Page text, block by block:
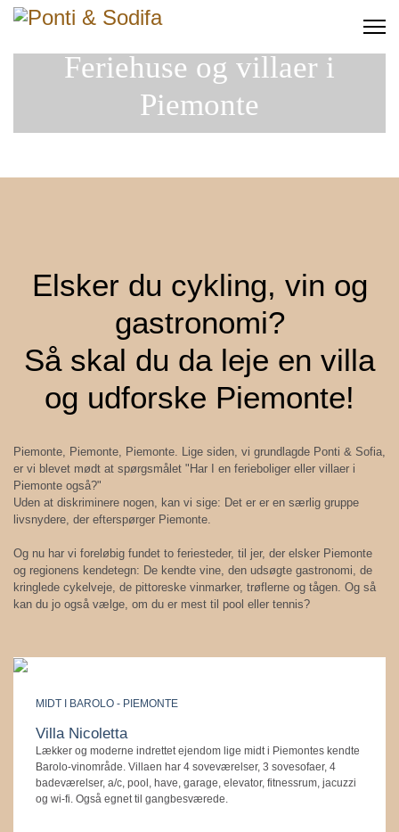
Feriehuse og villaer i
Piemonte
Elsker du cykling, vin og
gastronomi?
Så skal du da leje en villa
og udforske Piemonte!
Piemonte, Piemonte, Piemonte. Lige siden, vi grundlagde Ponti & Sofia,
er vi blevet mødt at spørgsmålet "Har I en ferieboliger eller villaer i
Piemonte også?"
Uden at diskriminere nogen, kan vi sige: Det er er en særlig gruppe
livsnydere, der efterspørger Piemonte.
Og nu har vi foreløbig fundet to feriesteder, til jer, der elsker Piemonte
og regionens kendetegn: De kendte vine, den udsøgte gastronomi, de
kringlede cykelveje, de pittoreske vinmarker, trøflerne og tågen. Og så
kan du jo også vælge, om du er mest til pool eller tennis?
MIDT I BAROLO - PIEMONTE
Villa Nicoletta
Lækker og moderne indrettet ejendom lige midt i Piemontes kendte
Barolo-vinområde. Villaen har 4 soveværelser, 3 sovesofaer, 4
badeværelser, a/c, pool, have, garage, elevator, fitnessrum, jacuzzi
og wi-fi. Også egnet til gangbesværede.